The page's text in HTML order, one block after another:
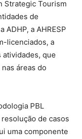
Strategic Tourism
de
a AHRESP
licenciados, a
que
áreas do
PBL
de casos
uma componente